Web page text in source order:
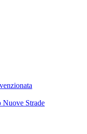
Nuove Strade